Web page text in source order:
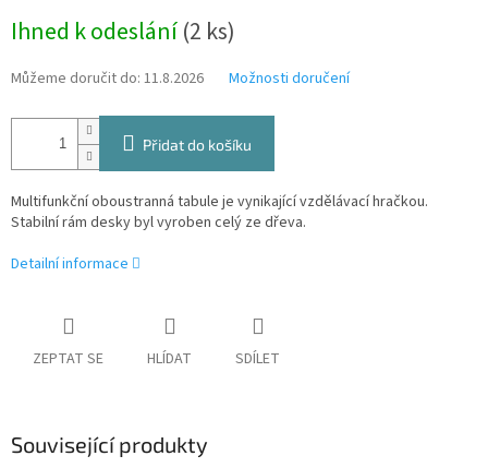
cena:
Ihned k odeslání(2 ks)
Můžeme doručit do: 11.8.2026 Možnosti doručení
Přidat do košíku
Multifunkční oboustranná tabule je vynikající vzdělávací hračkou.
Stabilní rám desky byl vyroben celý ze dřeva.
Detailní informace
ZEPTAT SE HLÍDAT SDÍLET
Související produkty